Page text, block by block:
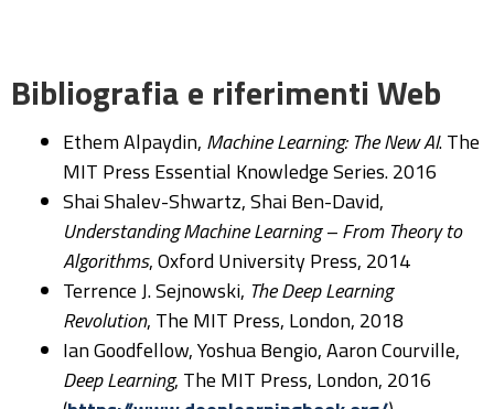
Bibliografia e riferimenti Web
Ethem Alpaydin, Machine Learning: The New AI. The
MIT Press Essential Knowledge Series. 2016
Shai Shalev-Shwartz, Shai Ben-David,
Understanding Machine Learning – From Theory to
Algorithms, Oxford University Press, 2014
Terrence J. Sejnowski, The Deep Learning
Revolution, The MIT Press, London, 2018
Ian Goodfellow, Yoshua Bengio, Aaron Courville,
Deep Learning, The MIT Press, London, 2016